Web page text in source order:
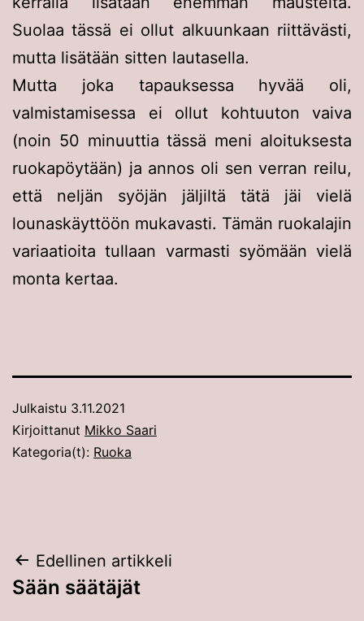
Suolaa tässä ei ollut alkuunkaan riittävästi,
mutta lisätään sitten lautasella.
Mutta joka tapauksessa hyvää oli,
valmistamisessa ei ollut kohtuuton vaiva
(noin 50 minuuttia tässä meni aloituksesta
ruokapöytään) ja annos oli sen verran reilu,
että neljän syöjän jäljiltä tätä jäi vielä
lounaskäyttöön mukavasti. Tämän ruokalajin
variaatioita tullaan varmasti syömään vielä
monta kertaa.
Julkaistu 3.11.2021
Kirjoittanut Mikko Saari
Kategoria(t): Ruoka
Artikkelien
selaus
Edellinen artikkeli
Sään säätäjät